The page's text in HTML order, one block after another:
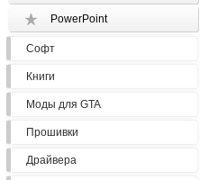
PowerPoint
Софт
Книги
Моды для GTA
Прошивки
Драйвера